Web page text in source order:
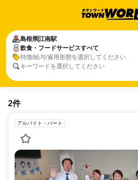
島根県江南駅
飲食・フードサービスすべて
特徴/給与/雇用形態を選択してください
キーワードを選択してください
2件
アルバイト・パート